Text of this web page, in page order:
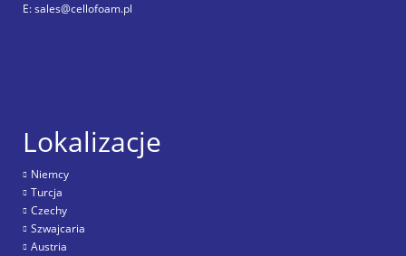
E: sales@cellofoam.pl
Lokalizacje
Niemcy
Turcja
Czechy
Szwajcaria
Austria